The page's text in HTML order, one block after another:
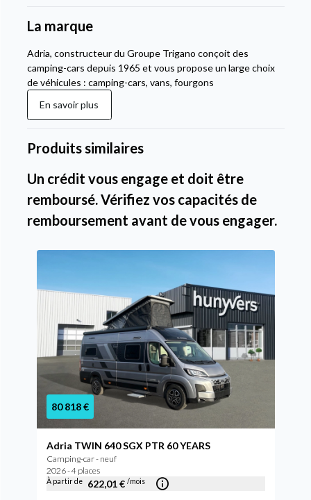
La marque
Adria, constructeur du Groupe Trigano conçoit des
camping-cars depuis 1965 et vous propose un large choix
de véhicules : camping-cars, vans, fourgons
En savoir plus
Produits similaires
Un crédit vous engage et doit être
remboursé. Vérifiez vos capacités de
remboursement avant de vous engager.
80 818 €
Adria TWIN 640 SGX PTR 60 YEARS
Camping-car - neuf
2026 - 4 places
À partir de 622,01 € /mois